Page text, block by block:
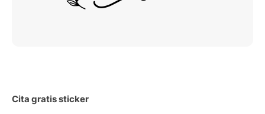
Cita gratis sticker